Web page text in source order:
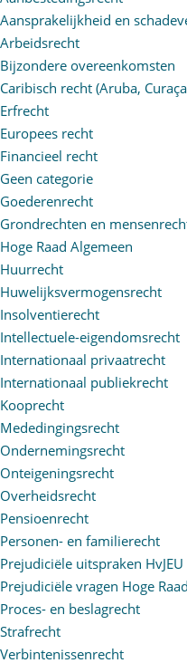
Aansprakelijkheid en
Arbeidsrecht
Bijzondere overeenkomsten
Caribisch recht (Aruba,
Erfrecht
Europees recht
Financieel recht
Geen categorie
Goederenrecht
Grondrechten en
Hoge Raad Algemeen
Huurrecht
Huwelijksvermogensrecht
Insolventierecht
Intellectuele-eigendomsrecht
Internationaal privaatrecht
Internationaal publiekrecht
Kooprecht
Mededingingsrecht
Ondernemingsrecht
Onteigeningsrecht
Overheidsrecht
Pensioenrecht
Personen- en familierecht
Prejudiciële uitspraken HvJEU
Prejudiciële vragen Hoge Raad
Proces- en beslagrecht
Strafrecht
Verbintenissenrecht